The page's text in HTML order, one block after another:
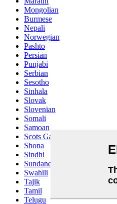
Mongolian
Burmese
Nepali
Norwegian
Pashto
Persian
Punjabi
Serbian
Sesotho
Sinhala
Slovak
Slovenian
Somali
Samoan
Scots Gaelic
Shona
Sindhi
Sundanese
Swahili
Tajik
Tamil
Telugu